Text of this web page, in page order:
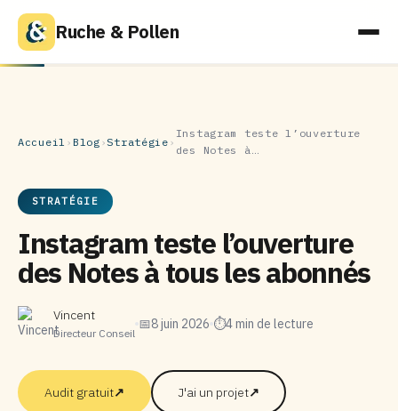
Ruche & Pollen
Accueil › Blog ›Stratégie ›
Instagram teste l’ouverture
des Notes à…
STRATÉGIE
Instagram teste l’ouverture
des Notes à tous les abonnés
Vincent
Directeur Conseil
📅8 juin 2026 ⏱4 min de lecture
Audit gratuit↗ J'ai un projet↗